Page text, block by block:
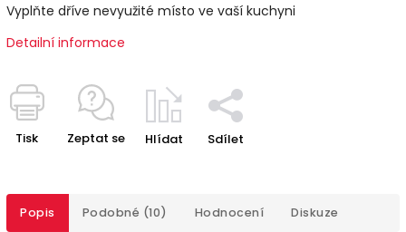
Vyplňte dříve nevyužité místo ve vaší kuchyni
Detailní informace
Tisk Zeptat se Hlídat Sdílet
Popis Podobné (10) Hodnocení Diskuze